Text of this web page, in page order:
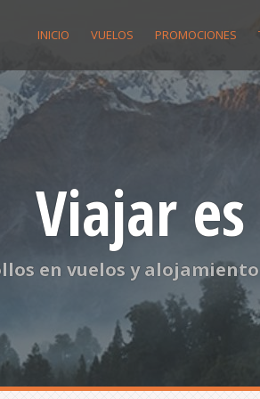
INICIO VUELOS PROMOCIONES
Viajar
en vuelos y